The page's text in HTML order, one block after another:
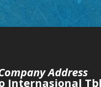
Address
Internasional